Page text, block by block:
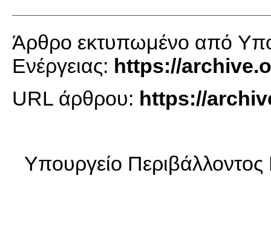
Άρθρο εκτυπωμένο από
Ενέργειας: https://
URL άρθρου: https://
Yπουργείο Περιβάλλοντος